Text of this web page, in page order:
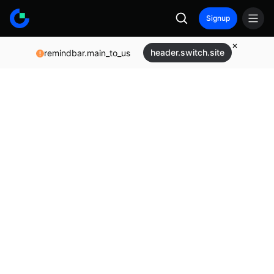
Signup
remindbar.main_to_us header.switch.site